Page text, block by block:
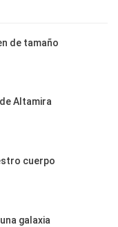
de tamaño
Altamira
cuerpo
galaxia